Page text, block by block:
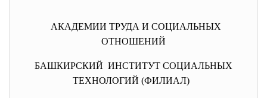
АКАДЕМИИ ТРУДА И СОЦИАЛЬНЫХ
ОТНОШЕНИЙ
БАШКИРСКИЙ ИНСТИТУТ СОЦИАЛЬНЫХ
ТЕХНОЛОГИЙ (ФИЛИАЛ)